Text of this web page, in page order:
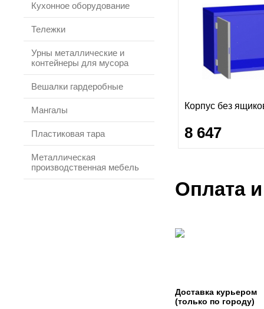
Кухонное оборудование
Тележки
Урны металлические и
контейнеры для мусора
Вешалки гардеробные
Мангалы
Пластиковая тара
Металлическая
производственная мебель
Корпус без
8 647
Оплата
Доставка курьером
(только по городу)